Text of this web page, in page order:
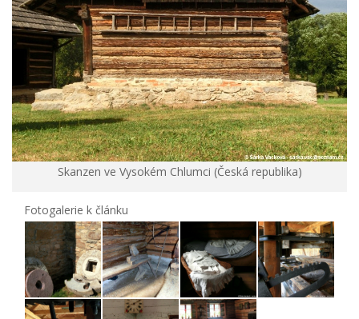
Skanzen ve Vysokém Chlumci (Česká republika)
Fotogalerie k článku